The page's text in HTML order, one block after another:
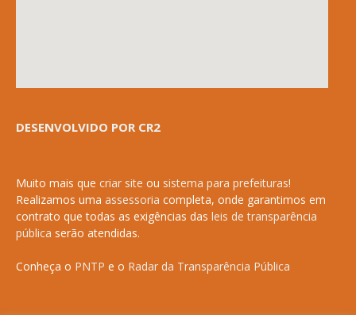
DESENVOLVIDO POR CR2
Muito mais que criar site ou sistema para prefeituras!
Realizamos uma assessoria completa, onde garantimos em
contrato que todas as exigências das leis de transparência
pública serão atendidas.
Conheça o PNTP e o Radar da Transparência Pública